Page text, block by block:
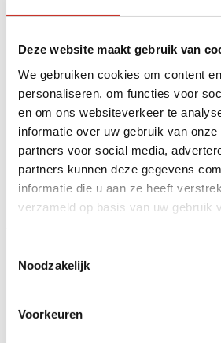
Deze website maakt gebruik van
We gebruiken cookies om content
personaliseren, om functies voor
en om ons websiteverkeer te
informatie over uw gebruik van
partners voor social media,
partners kunnen deze gegevens
informatie die u aan ze heeft
verzameld op basis van uw gebruik
Noodzakelijk
Voorkeuren
2025
8 november 2026
heel
20 november - 5
december 2025
30 oktober-5
november 2025
in
Alle opgegeven data zijn